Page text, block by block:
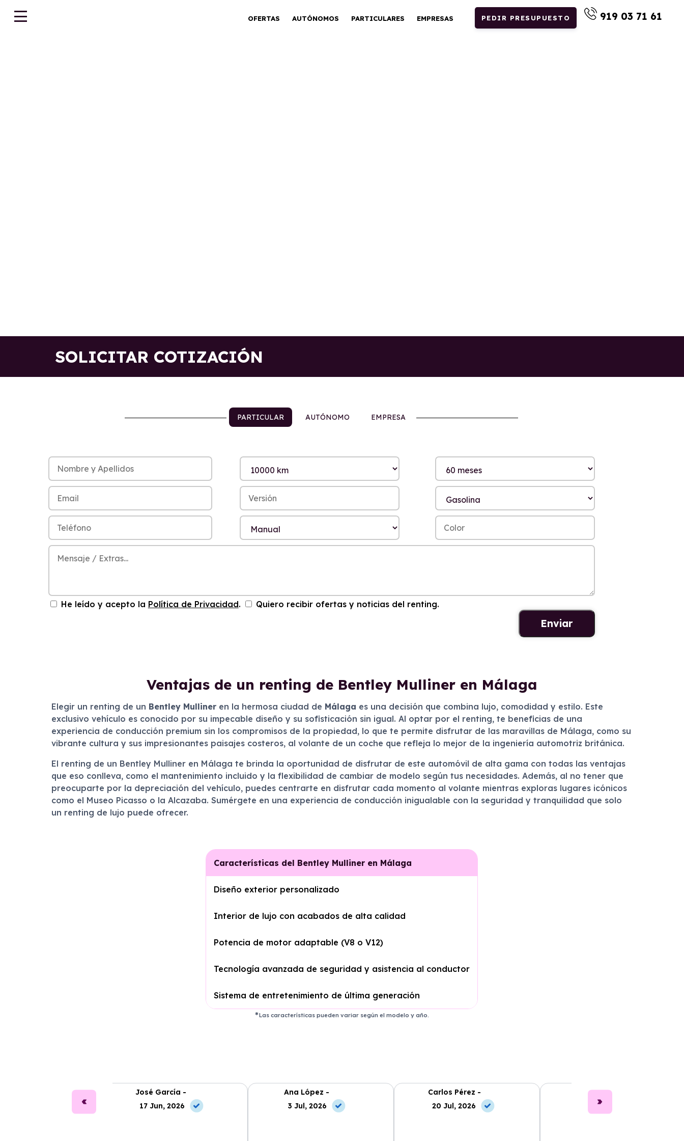
OFERTAS AUTÓNOMOS PARTICULARES EMPRESAS PEDIR PRESUPUESTO 919 03 71 61
SOLICITAR COTIZACIÓN
PARTICULAR AUTÓNOMO EMPRESA
He leído y acepto la Política de Privacidad. Quiero recibir ofertas y noticias del renting.
Ventajas de un renting de Bentley Mulliner en Málaga
Elegir un renting de un Bentley Mullineren la hermosa ciudad de Málaga es una decisión que combina lujo, comodidad y estilo. Este
exclusivo vehículo es conocido por su impecable diseño y su sofisticación sin igual. Al optar por el renting, te beneficias de una
experiencia de conducción premium sin los compromisos de la propiedad, lo que te permite disfrutar de las maravillas de Málaga, como su
vibrante cultura y sus impresionantes paisajes costeros, al volante de un coche que refleja lo mejor de la ingeniería automotriz británica.
El renting de un Bentley Mulliner en Málaga te brinda la oportunidad de disfrutar de este automóvil de alta gama con todas las ventajas
que eso conlleva, como el mantenimiento incluido y la flexibilidad de cambiar de modelo según tus necesidades. Además, al no tener que
preocuparte por la depreciación del vehículo, puedes centrarte en disfrutar cada momento al volante mientras exploras lugares icónicos
como el Museo Picasso o la Alcazaba. Sumérgete en una experiencia de conducción inigualable con la seguridad y tranquilidad que solo
un renting de lujo puede ofrecer.
Características del Bentley Mulliner en Málaga
Diseño exterior personalizado
Interior de lujo con acabados de alta calidad
Potencia de motor adaptable (V8 o V12)
Tecnología avanzada de seguridad y asistencia al conductor
Sistema de entretenimiento de última generación
Las características pueden variar según el modelo y año.
José García -
17 Jun, 2026
Ana López -
3 Jul, 2026
Carlos Pérez -
20 Jul, 2026
Laura Ruiz -
10 Jul, 2026